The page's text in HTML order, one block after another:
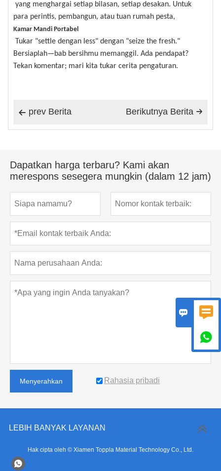
yang menghargai setiap bilasan, setiap desakan. Untuk
para perintis, pembangun, atau tuan rumah pesta,
Kamar Mandi Portabel
Tukar "settle dengan less" dengan "seize the fresh."
Bersiaplah—bab bersihmu memanggil. Ada pendapat?
Tekan komentar; mari kita tukar cerita pengaturan.
 prev Berita 
Berikutnya Berita
Dapatkan harga terbaru? Kami akan
merespons sesegera mungkin (dalam 12 jam)
Menyerahkan Rahasia pribadi
LEBIH BANYAK LAYANAN
Hak cipta oleh © Xiamen Toppla Material Technology Co., Ltd.

 
